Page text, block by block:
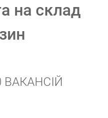
на склад